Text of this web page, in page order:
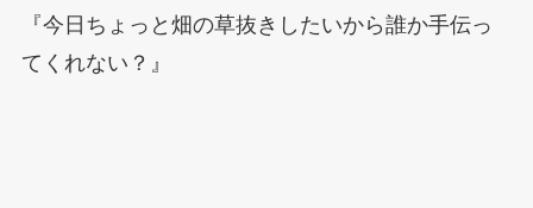
『今日ちょっと畑の草抜きしたいから誰か手伝っ
てくれない？』